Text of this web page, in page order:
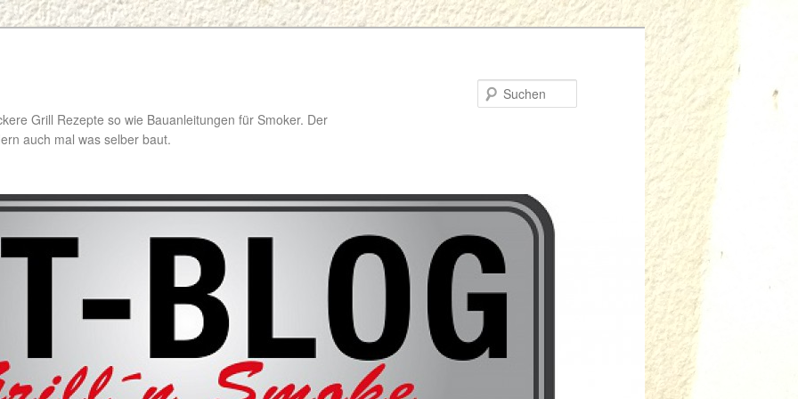
Grill Rezepte so wie Bauanleitungen für Smoker. Der
auch mal was selber baut.